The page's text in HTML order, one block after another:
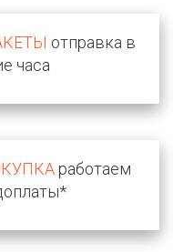
отправка в
часа
работаем